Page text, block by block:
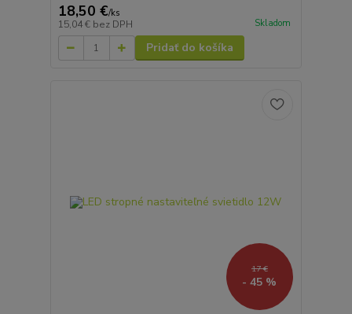
18,50 €/ks
15,04 € bez DPH Skladom
Pridať do košíka
17 €
- 45 %